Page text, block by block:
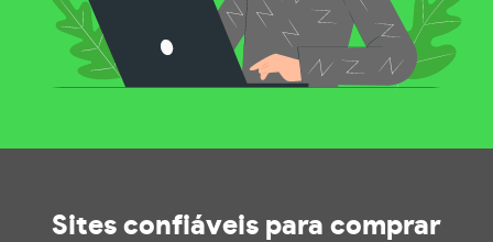
Sites confiáveis para comprar